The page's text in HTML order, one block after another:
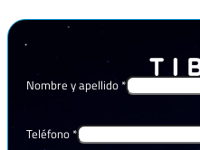
Nombre y apellido *
Teléfono *